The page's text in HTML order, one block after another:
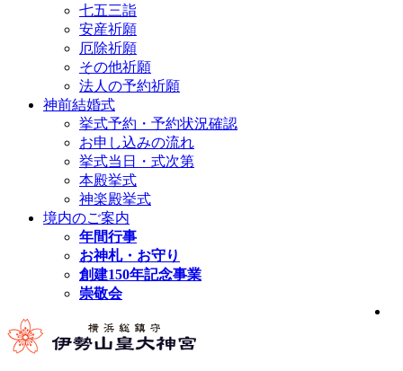
七五三詣
安産祈願
厄除祈願
その他祈願
法人の予約祈願
神前結婚式
挙式予約・予約状況確認
お申し込みの流れ
挙式当日・式次第
本殿挙式
神楽殿挙式
境内のご案内
年間行事
お神札・お守り
創建150年記念事業
崇敬会